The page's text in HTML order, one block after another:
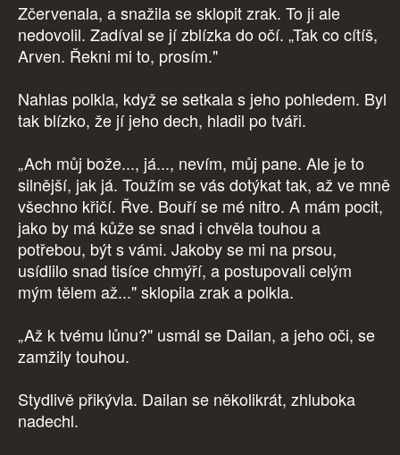
Zčervenala, a snažila se sklopit zrak. To ji ale
nedovolil. Zadíval se jí zblízka do očí. „Tak co cítíš,
Arven. Řekni mi to, prosím."
Nahlas polkla, když se setkala s jeho pohledem. Byl
tak blízko, že jí jeho dech, hladil po tváři.
„Ach můj bože..., já..., nevím, můj pane. Ale je to
silnější, jak já. Toužím se vás dotýkat tak, až ve mně
všechno křičí. Řve. Bouří se mé nitro. A mám pocit,
jako by má kůže se snad i chvěla touhou a
potřebou, být s vámi. Jakoby se mi na prsou,
usídlilo snad tisíce chmýří, a postupovali celým
mým tělem až..." sklopila zrak a polkla.
„Až k tvému lůnu?" usmál se Dailan, a jeho oči, se
zamžily touhou.
Stydlivě přikývla. Dailan se několikrát, zhluboka
nadechl.